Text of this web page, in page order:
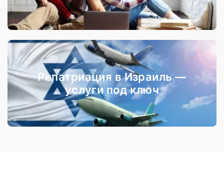
Репатриация в Израиль —
услуги под ключ